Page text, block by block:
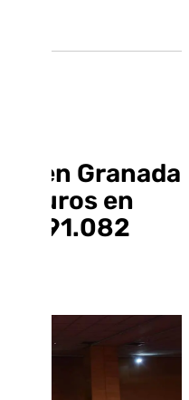
en Granada
euros en
y 91.082